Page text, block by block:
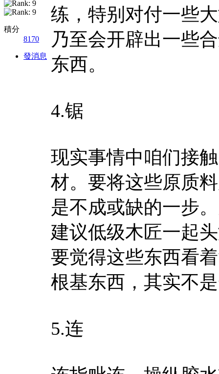
積分
8170
發消息
练，特别对付一些
乃至会开辟出一些
东西。
4.锯
现实事情中咱们接
材。要将这些原质
是不成或缺的一步
建议低级木匠一起
要觉得这些东西看
根基东西，其实不
5.连